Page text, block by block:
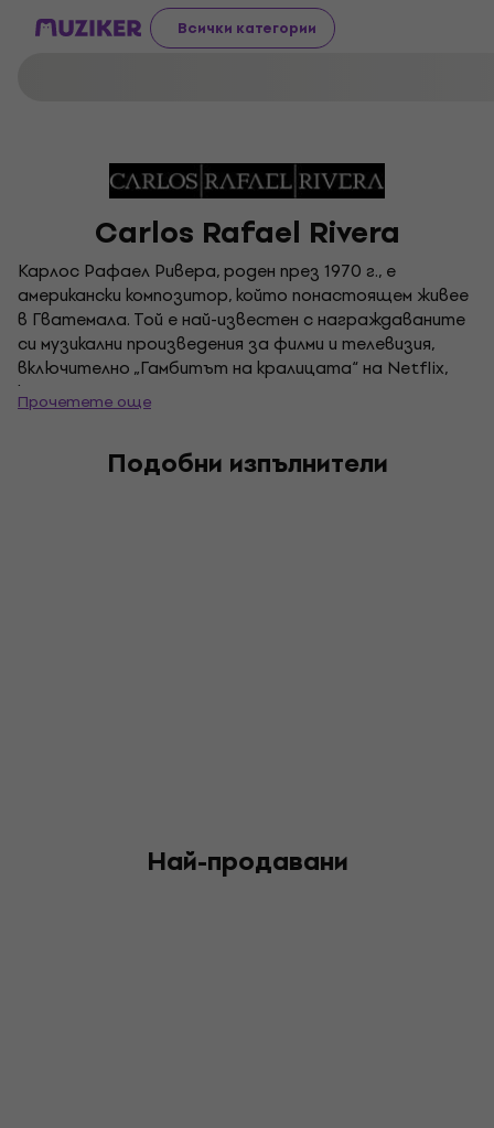
Всички категории
Carlos Rafael Rivera
Карлос Рафаел Ривера, роден през 1970 г., е
американски композитор, който понастоящем живее
в Гватемала. Той е най-известен с награждаваните
си музикални произведения за филми и телевизия,
включително „Гамбитът на кралицата“ на Netflix,
който му носи награди „Еми“, „Грами“ и награда
„Холивудска музика в медиите“. По-ранната работа
камъни“ е отличена от наградите „Оскар“, като се
Прочетете още
Подобни изпълнители
Най-продавани